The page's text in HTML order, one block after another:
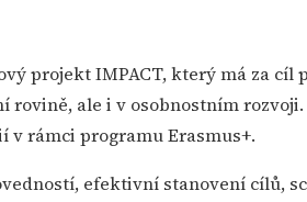
projekt IMPACT, který má za cíl
rovině, ale i v osobnostním
v rámci programu Erasmus+.
efektivní stanovení cílů,